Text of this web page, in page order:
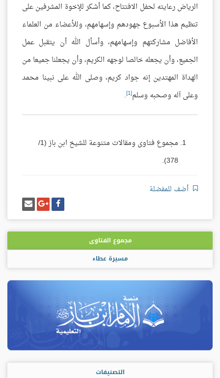
الرياض رعايته لحفل الافتتاح، كما أشكر للإخوة المشرفين على
تنظيم هذا الأسبوع جهودهم وإسهامهم، وللأعضاء من العلماء
الأفاضل مشاركتهم وإسهامهم، وأسأل الله أن يتقبل عمل
الجميع، وأن يجعله خالصا لوجهه الكريم، وأن يجعلنا جميعا من
الهداة المهتدين إنه جواد كريم، وصلى الله على نبينا محمد
وعلى آله وصحبه وسلم[1]
.
مجموع فتاوى ومقالات متنوعة للشيخ ابن باز (1/
378).
أضف للمفضلة
شارك
على
فيسبوك
شارك
على
غوغل
بلس
إرسل
إيميل
مجموع الفتاوى
مسيرة عطاء
التصنيفات